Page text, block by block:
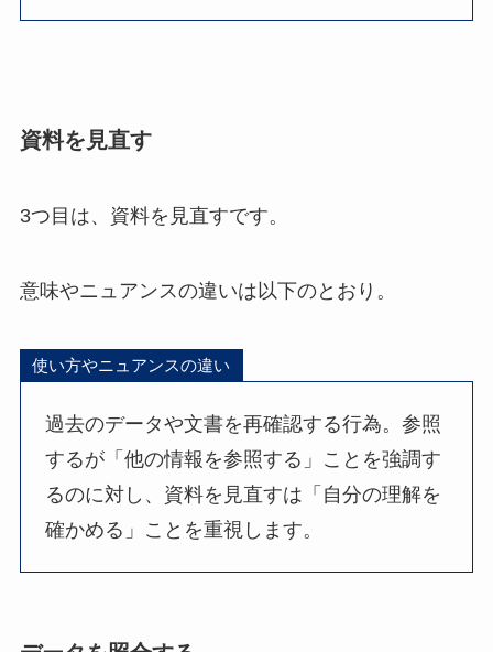
資料を見直す
3つ目は、資料を見直すです。
意味やニュアンスの違いは以下のとおり。
使い方やニュアンスの違い
過去のデータや文書を再確認する行為。参照
するが「他の情報を参照する」ことを強調す
るのに対し、資料を見直すは「自分の理解を
確かめる」ことを重視します。